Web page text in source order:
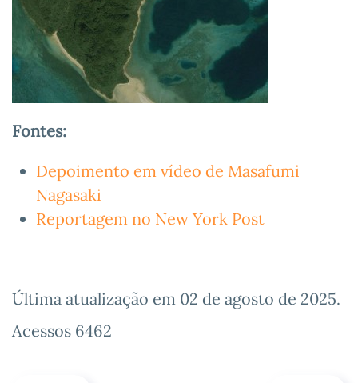
Fontes:
Depoimento em vídeo de Masafumi
Nagasaki
Reportagem no New York Post
Última atualização em 02 de agosto de 2025.
Acessos 6462